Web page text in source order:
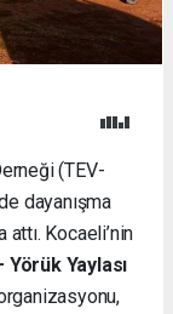
(TEV-
dayanışma
Kocaeli’nin
Yaylası